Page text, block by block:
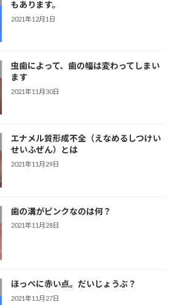
もあります。
2021年12月1日
虫歯によって、歯の幅は変わってしまい
ます
2021年11月30日
エナメル質形成不全（えなめるしつけい
せいふぜん）とは
2021年11月29日
歯の溝がピンクなのは何？
2021年11月28日
ほっぺに赤い点。だいじょうぶ？
2021年11月27日